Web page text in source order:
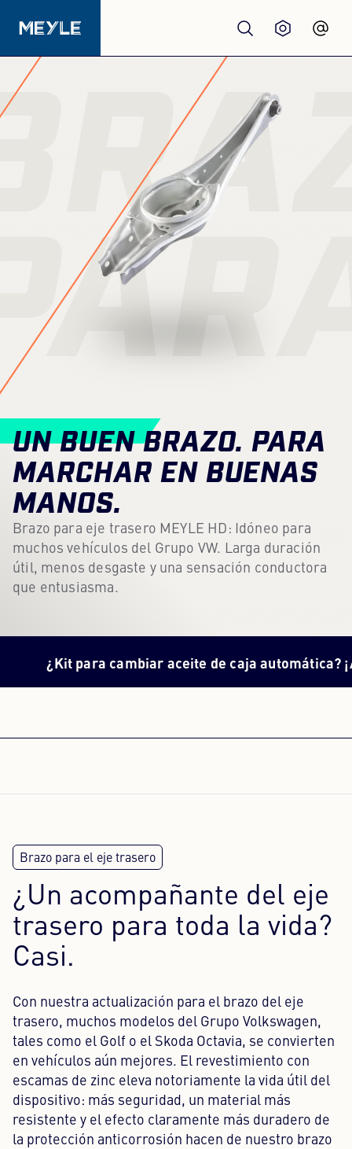
Productos
Distribuidores
Quiénes somos
Centro de contenidos
Carrera profesional
Boletín
Idioma: Español
UN BUEN BRAZO. PARA
MARCHAR EN BUENAS
MANOS.
Brazo para eje trasero MEYLE HD: Idóneo para
muchos vehículos del Grupo VW. Larga duración
útil, menos desgaste y una sensación conductora
que entusiasma.
para cambiar aceite de caja automática? ¡Aquí
¿Un acompañante del eje
trasero para toda la vida?
Casi.
Con nuestra actualización para el brazo del eje
trasero, muchos modelos del Grupo Volkswagen,
tales como el Golf o el Skoda Octavia, se convierten
en vehículos aún mejores. El revestimiento con
escamas de zinc eleva notoriamente la vida útil del
dispositivo: más seguridad, un material más
resistente y el efecto claramente más duradero de
la protección anticorrosión hacen de nuestro brazo